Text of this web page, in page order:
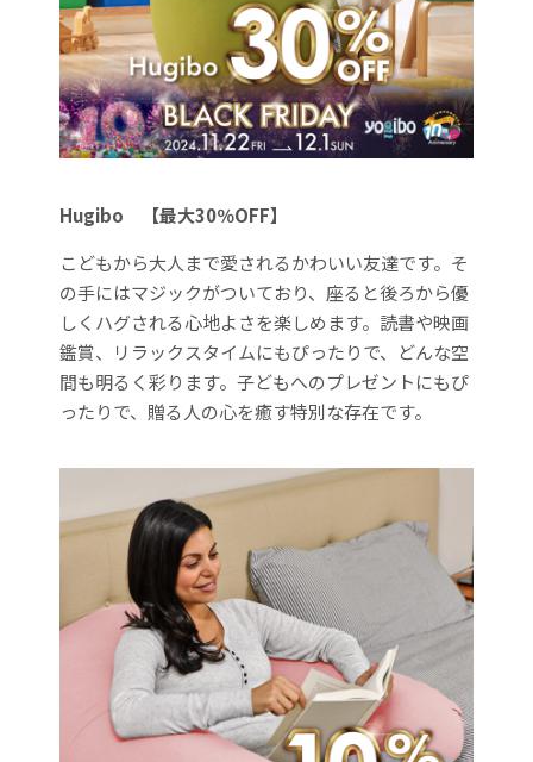
Hugibo
【最大30％OFF】
こどもから大人まで愛されるかわいい友達です。そ
の手にはマジックがついており、座ると後ろから優
しくハグされる心地よさを楽しめます。読書や映画
鑑賞、リラックスタイムにもぴったりで、どんな空
間も明るく彩ります。子どもへのプレゼントにもぴ
ったりで、贈る人の心を癒す特別な存在です。